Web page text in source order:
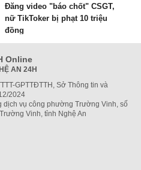
Đăng video "báo chốt" CSGT,
nữ TikToker bị phạt 10 triệu
đồng
Online
AN 24H
GPTTĐTTH, Sở Thông tin và
2024
dịch vụ công phường Trường Vinh, số
Vinh, tỉnh Nghệ An